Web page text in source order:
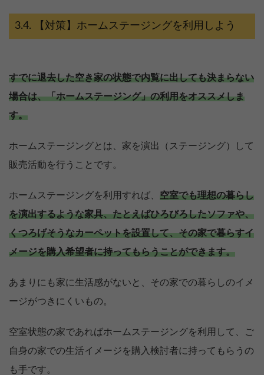
【対策】ホームステージングを利用しよう
すでに退去した空き家の状態で内覧に出しても決まらない
場合は、「ホームステージング」の利用をオススメしま
す。
ホームステージングとは、家を演出（ステージング）して
販売活動を行うことです。
ホームステージングを利用すれば、 空室でも理想の暮らし
を演出するような家具、たとえばひろびろしたソファや、
くつろげそうなカーペットを設置して、その家で暮らすイ
メージを購入希望者に持ってもらうことができます。
あまりにも家に生活感がないと、その家での暮らしのイメ
ージがつきにくいもの。
空室状態の家であればホームステージングを利用して、ご
自身の家での生活イメージを購入検討者に持ってもらうの
も手です。